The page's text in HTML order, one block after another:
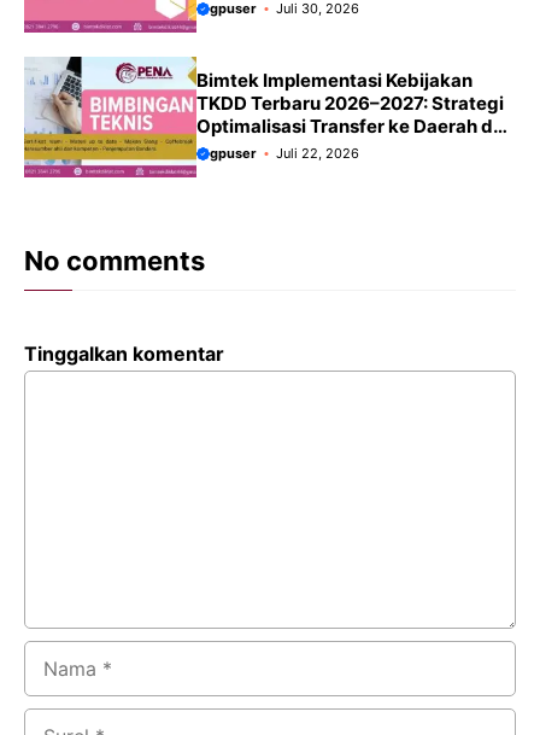
gpuser Juli 30, 2026
Bimtek Implementasi Kebijakan
TKDD Terbaru 2026–2027: Strategi
Optimalisasi Transfer ke Daerah dan
Tata Kelola Keuangan Daerah
gpuser Juli 22, 2026
No comments
Tinggalkan komentar
Komentar
Nama
Surel